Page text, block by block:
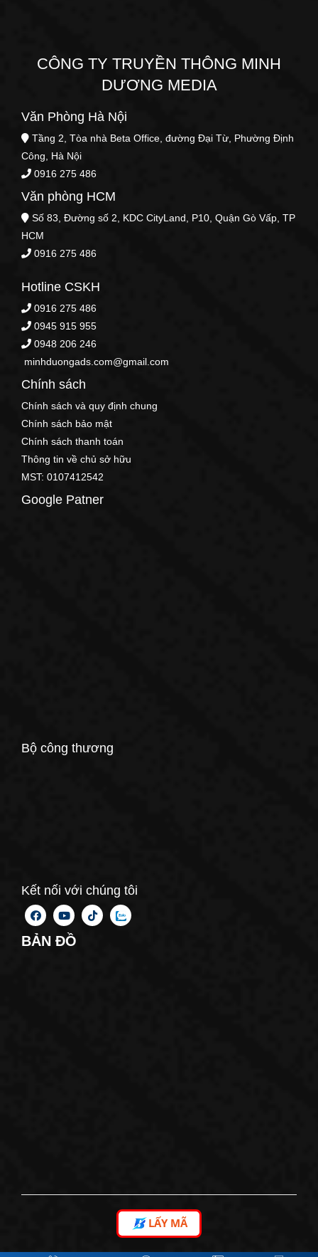
CÔNG TY TRUYỀN THÔNG MINH
DƯƠNG MEDIA
Văn Phòng Hà Nội
Tầng 2, Tòa nhà Beta Office, đường Đại Từ, Phường Định
Công, Hà Nội
0916 275 486
Văn phòng HCM
Số 83, Đường số 2, KDC CityLand, P10, Quận Gò Vấp, TP
HCM
0916 275 486
Hotline CSKH
0916 275 486
0945 915 955
0948 206 246
minhduongads.com@gmail.com
Chính sách
Chính sách và quy định chung
Chính sách bảo mật
Chính sách thanh toán
Thông tin về chủ sở hữu
MST: 0107412542
Google Patner
Bộ công thương
Kết nối với chúng tôi
BẢN ĐỒ
LẤY MÃ